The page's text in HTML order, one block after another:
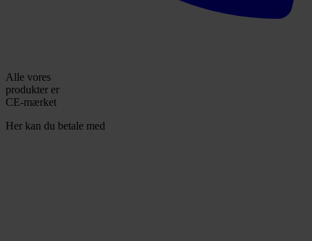
Alle vores
produkter er
CE-mærket
Her kan du betale med